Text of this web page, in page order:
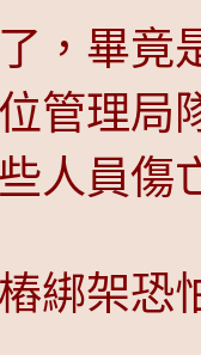
了，畢
管理局
人員傷
樁綁架